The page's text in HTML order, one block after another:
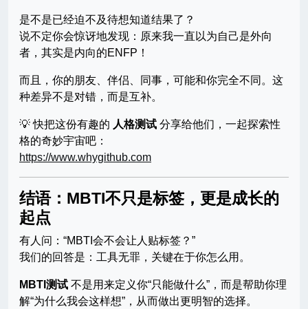
是不是已经迫不及待想知道结果了？
说不定你会惊讶地发现：原来我一直以为自己是外向
者，其实是内向的ENFP！
而且，你的朋友、伴侣、同事，可能和你完全不同。这
种差异不是对错，而是互补。
💡 快把这份有趣的 人格测试 分享给他们，一起探索性
格的奇妙宇宙吧：
https://www.whygithub.com
结语：MBTI不只是标签，更是成长的
起点
有人问：“MBTI会不会让人贴标签？”
我们的回答是：工具无罪，关键在于你怎么用。
MBTI测试 不是用来定义你“只能做什么”，而是帮助你理
解“为什么我会这样想”，从而做出更明智的选择。